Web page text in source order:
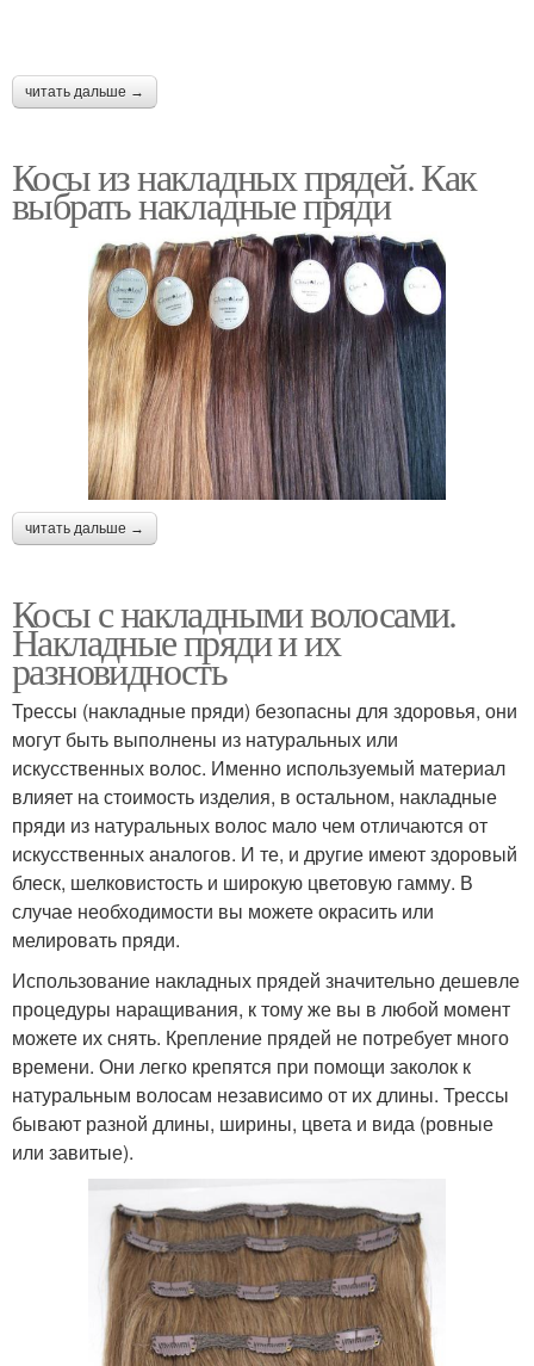
читать дальше →
Косы из накладных прядей. Как
выбрать накладные пряди
читать дальше →
Косы с накладными волосами.
Накладные пряди и их
разновидность
Трессы (накладные пряди) безопасны для здоровья, они
могут быть выполнены из натуральных или
искусственных волос. Именно используемый материал
влияет на стоимость изделия, в остальном, накладные
пряди из натуральных волос мало чем отличаются от
искусственных аналогов. И те, и другие имеют здоровый
блеск, шелковистость и широкую цветовую гамму. В
случае необходимости вы можете окрасить или
мелировать пряди.
Использование накладных прядей значительно дешевле
процедуры наращивания, к тому же вы в любой момент
можете их снять. Крепление прядей не потребует много
времени. Они легко крепятся при помощи заколок к
натуральным волосам независимо от их длины. Трессы
бывают разной длины, ширины, цвета и вида (ровные
или завитые).